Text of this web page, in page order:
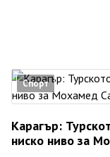
Спорт
Карагър:
ниско ниво за